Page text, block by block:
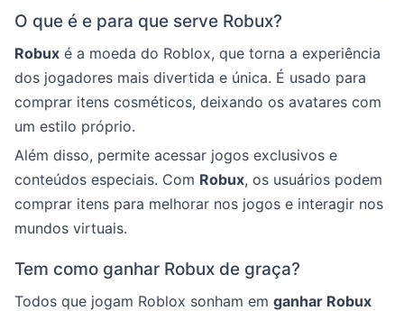
O que é e para que serve Robux?
Robux é a moeda do Roblox, que torna a experiência
dos jogadores mais divertida e única. É usado para
comprar itens cosméticos, deixando os avatares com
um estilo próprio.
Além disso, permite acessar jogos exclusivos e
conteúdos especiais. Com Robux, os usuários podem
comprar itens para melhorar nos jogos e interagir nos
mundos virtuais.
Tem como ganhar Robux de graça?
Todos que jogam Roblox sonham em ganhar Robux